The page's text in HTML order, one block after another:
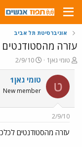
אוניברסיטת תל אביב
עזרה מהסטודנטים
פ
ו
ת
ח
ה
ו
ש
א
טומי גאן1
פ
ו
ר
ס
ם
ר
2/9/10
ט טומי גאן1
New member
2/9/10
עזרה מהסטודנטים